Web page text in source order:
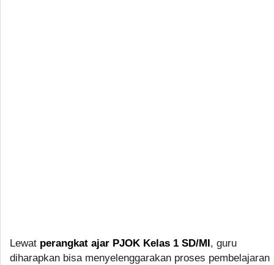
Lewat perangkat ajar PJOK Kelas 1 SD/MI , guru
diharapkan bisa menyelenggarakan proses pembelajaran